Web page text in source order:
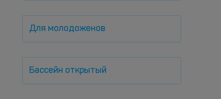
Для молодоженов
Бассейн открытый